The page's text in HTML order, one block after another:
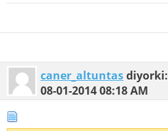
caner_altuntasdiyorki:
08-01-201408:18 AM